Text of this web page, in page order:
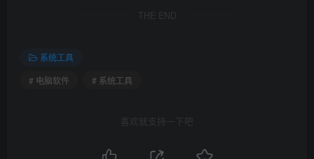
THE END
系统工具
# 电脑软件
# 系统工具
喜欢就支持一下吧